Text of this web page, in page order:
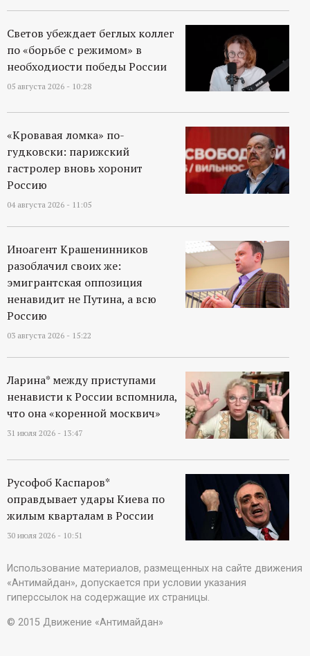
о
р
т
а
л
Светов убеждает беглых коллег
по «борьбе с режимом» в
необходиости победы России
05 августа 2026 - 10:28
«Кровавая ломка» по-
гудковски: парижский
гастролер вновь хоронит
Россию
04 августа 2026 - 11:05
Иноагент Крашенинников
разоблачил своих же:
эмигрантская оппозиция
ненавидит не Путина, а всю
Россию
03 августа 2026 - 15:22
Ларина* между приступами
ненависти к России вспомнила,
что она «коренной москвич»
31 июля 2026 - 13:47
Русофоб Каспаров*
оправдывает удары Киева по
жилым кварталам в России
30 июля 2026 - 10:51
Использование материалов, размещенных на сайте движения
«Антимайдан», допускается при условии указания
гиперссылок на содержащие их страницы.
© 2015 Движение «Антимайдан»